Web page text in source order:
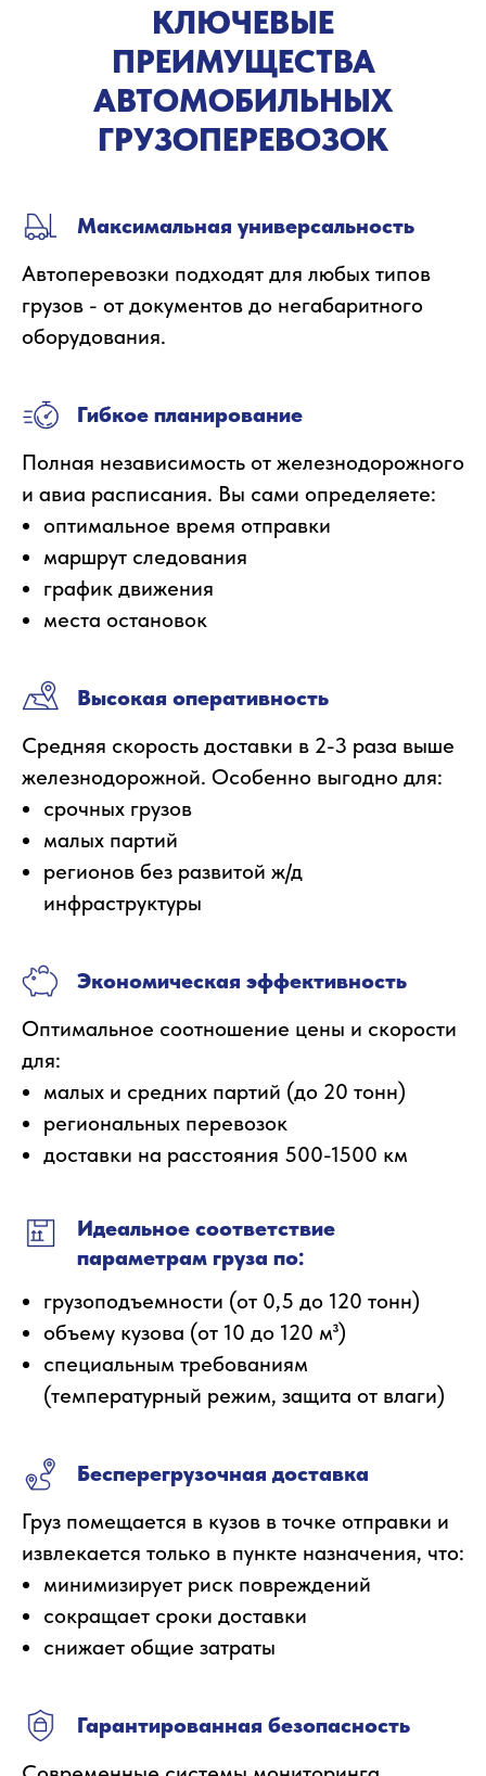
КЛЮЧЕВЫЕ
ПРЕИМУЩЕСТВА
АВТОМОБИЛЬНЫХ
ГРУЗОПЕРЕВОЗОК
Максимальная универсальность
Автоперевозки подходят для любых типов
грузов - от документов до негабаритного
оборудования.
Гибкое планирование
Полная независимость от железнодорожного
и авиа расписания. Вы сами определяете:
оптимальное время отправки
маршрут следования
график движения
места остановок
Высокая оперативность
Средняя скорость доставки в 2-3 раза выше
железнодорожной. Особенно выгодно для:
срочных грузов
малых партий
регионов без развитой ж/д
инфраструктуры
Экономическая эффективность
Оптимальное соотношение цены и скорости
для:
малых и средних партий (до 20 тонн)
региональных перевозок
доставки на расстояния 500-1500 км
Идеальное соответствие
параметрам груза по:
грузоподъемности (от 0,5 до 120 тонн)
объему кузова (от 10 до 120 м³)
специальным требованиям
(температурный режим, защита от влаги)
Бесперегрузочная доставка
Груз помещается в кузов в точке отправки и
извлекается только в пункте назначения, что:
минимизирует риск повреждений
сокращает сроки доставки
снижает общие затраты
Гарантированная безопасность